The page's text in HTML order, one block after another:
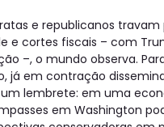
e republicanos travam
e cortes fiscais – com
–, o mundo observa.
já em contração
lembrete: em uma
em Washington